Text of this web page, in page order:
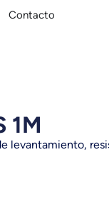
Contacto
1M
levantamiento,